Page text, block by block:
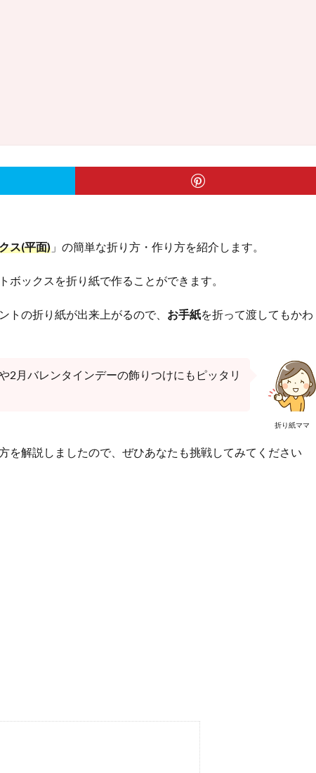
ス(平面) 」の簡単な折り方・作り方を紹介します。
ボックスを折り紙で作ることができます。
トの折り紙が出来上がるので、 お手紙を折って渡してもかわ
折り紙ママ
2月バレンタインデーの飾りつけにもピッタリ
を解説しましたので、ぜひあなたも挑戦してみてください